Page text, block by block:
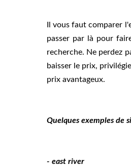
Il vous faut comparer
passer par là pour
recherche. Ne perdez
baisser le prix,
prix avantageux.
Quelques exemples de
- east river